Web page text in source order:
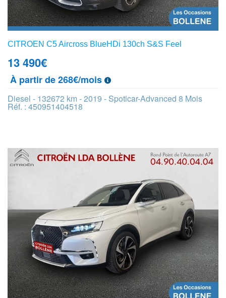
CITROEN C5 Aircross BlueHDi 130ch S&S Feel
13 490€
À partir de 268€/mois
Diesel - 132672 km - 2019 - Spoticar-Advanced 8 Mois
Réf. : 450951404518